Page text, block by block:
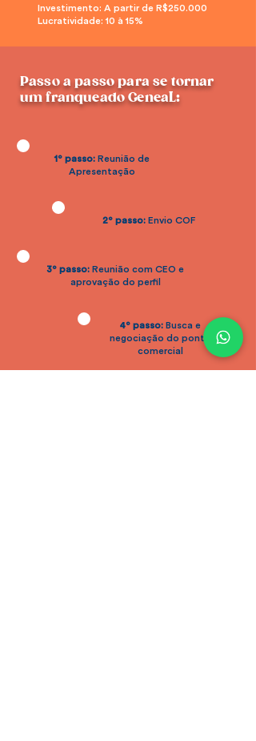
Investimento: A partir de R$250.000
Lucratividade: 10 à 15%
Passo a passo para se tornar
um franqueado GeneaL:
1º passo:Reunião de
Apresentação
2º passo:Envio COF
3º passo: Reunião com CEO e
aprovação do perfil
4º passo:Busca e
negociação do ponto
comercial